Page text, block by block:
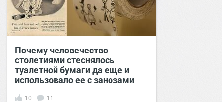
Почему человечество
столетиями стеснялось
туалетной бумаги да еще и
использовало ее с занозами
10 11